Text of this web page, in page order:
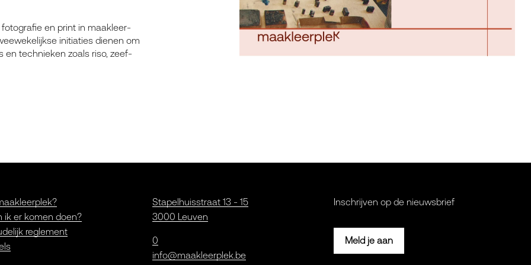
en print in maak­leer­
ini­ti­a­ties die­nen om
en tech­nie­ken zoals riso, zeef­
ik er komen doen?
reglement
Stapelhuisstraat 13 - 15
3000 Leuven
0
info@maakleerplek.be
Inschrijven op de nieuwsbrief
Meld je aan